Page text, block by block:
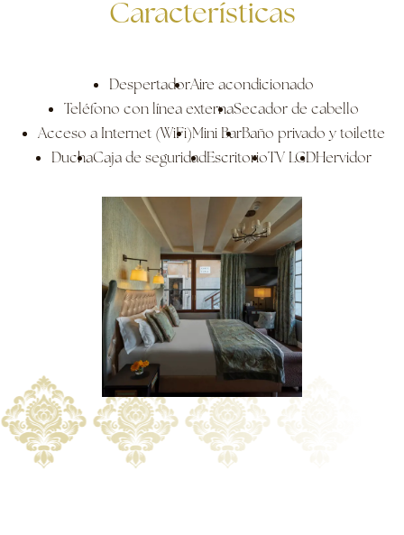
Características
DespertadorAire acondicionado
Teléfono con línea externaSecador de cabello
Acceso a Internet (WiFi)Mini BarBaño privado y toilette
DuchaCaja de seguridadEscritorioTV LCDHervidor